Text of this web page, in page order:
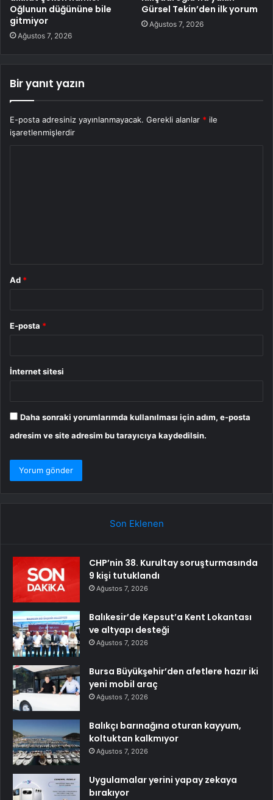
Oğlunun düğününe bile
gitmiyor
Ağustos 7, 2026
Gürsel Tekin’den ilk yorum
Ağustos 7, 2026
Bir yanıt yazın
E-posta adresiniz yayınlanmayacak. Gerekli alanlar * ile
işaretlenmişlerdir
Ad *
E-posta *
İnternet sitesi
Daha sonraki yorumlarımda kullanılması için adım, e-posta
adresim ve site adresim bu tarayıcıya kaydedilsin.
Son Eklenen
CHP’nin 38. Kurultay soruşturmasında
9 kişi tutuklandı
Ağustos 7, 2026
Balıkesir’de Kepsut’a Kent Lokantası
ve altyapı desteği
Ağustos 7, 2026
Bursa Büyükşehir’den afetlere hazır iki
yeni mobil araç
Ağustos 7, 2026
Balıkçı barınağına oturan kayyum,
koltuktan kalkmıyor
Ağustos 7, 2026
Uygulamalar yerini yapay zekaya
bırakıyor